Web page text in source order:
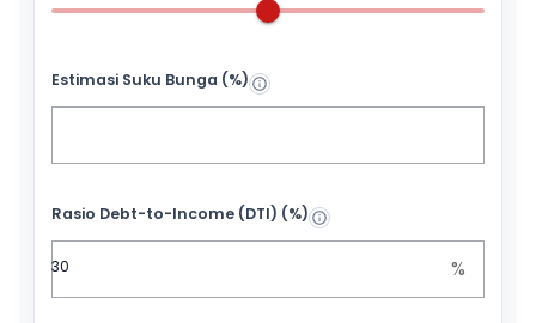
Estimasi Suku Bunga (%)
Rasio Debt-to-Income (DTI) (%)
%